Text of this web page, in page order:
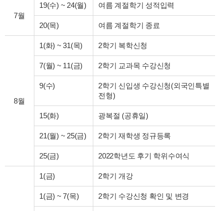
7월
19(수) ~ 24(월) 여름 계절학기 성적입력
20(목) 여름 계절학기 종료
8월
1(화) ~ 31(목) 2학기 복학신청
7(월) ~ 11(금) 2학기 교과목 수강신청
9(수)
2학기 신입생 수강신청(외국인특별
전형)
15(화) 광복절 (공휴일)
21(월) ~ 25(금) 2학기 재학생 정규등록
25(금) 2022학년도 후기 학위수여식
1(금) 2학기 개강
1(금) ~ 7(목) 2학기 수강신청 확인 및 변경